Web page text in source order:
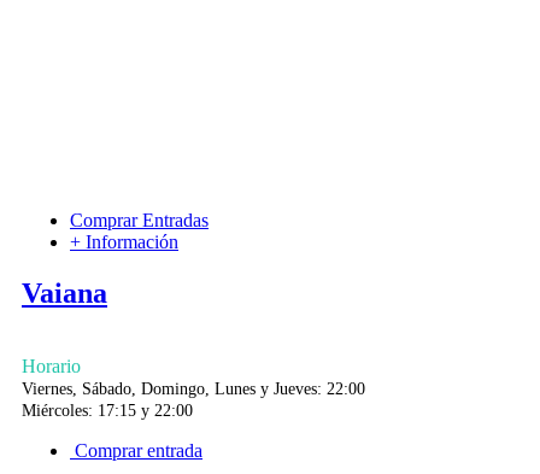
Comprar Entradas
+ Información
Vaiana
Horario
Viernes, Sábado, Domingo, Lunes y Jueves: 22:00
Miércoles: 17:15 y 22:00
Comprar entrada